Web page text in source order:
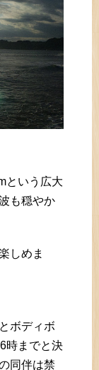
という広大
も穏やか
しめま
ボディボ
時までと決
同伴は禁